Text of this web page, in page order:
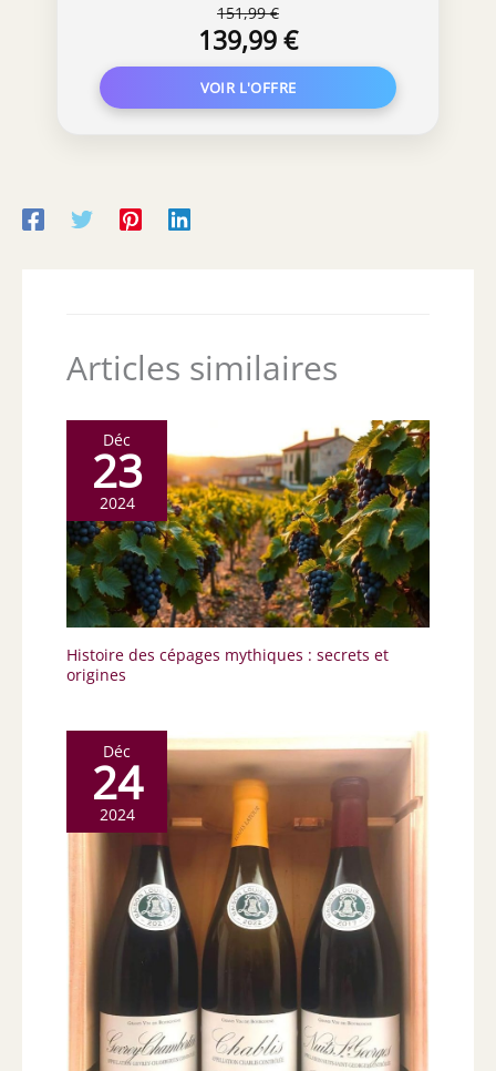
151,99 €
139,99 €
Articles similaires
Déc
23
2024
Histoire des cépages mythiques : secrets et
origines
Déc
24
2024